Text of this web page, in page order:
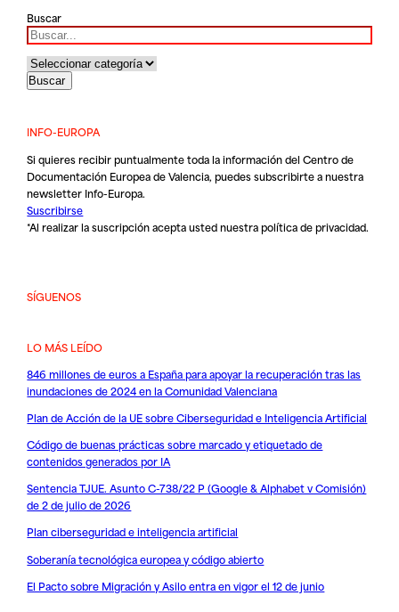
Buscar
INFO-EUROPA
Si quieres recibir puntualmente toda la información del Centro de
Documentación Europea de Valencia, puedes subscribirte a nuestra
newsletter Info-Europa.
Suscribirse
*Al realizar la suscripción acepta usted nuestrapolítica de privacidad.
SÍGUENOS
LO MÁS LEÍDO
846 millones de euros a España para apoyar la recuperación tras las
inundaciones de 2024 en la Comunidad Valenciana
Plan de Acción de la UE sobre Ciberseguridad e Inteligencia Artificial
Código de buenas prácticas sobre marcado y etiquetado de
contenidos generados por IA
Sentencia TJUE. Asunto C-738/22 P (Google & Alphabet v Comisión)
de 2 de julio de 2026
Plan ciberseguridad e inteligencia artificial
Soberanía tecnológica europea y código abierto
El Pacto sobre Migración y Asilo entra en vigor el 12 de junio